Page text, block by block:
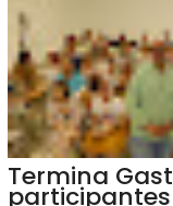
Termina